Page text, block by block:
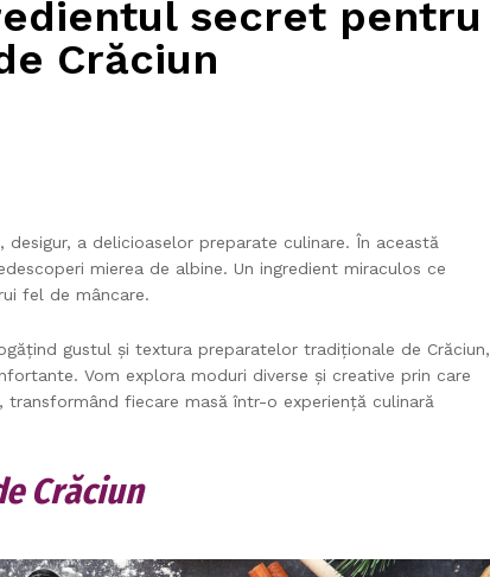
secret pentru
Crăciun
a delicioaselor preparate culinare. În această
mierea de albine. Un ingredient miraculos ce
fel de mâncare.
gustul și textura preparatelor tradiționale de Crăciun,
Vom explora moduri diverse și creative prin care
fiecare masă într-o experiență culinară
Crăciun